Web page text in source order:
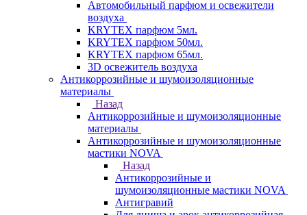
Автомобильный парфюм и освежители
воздуха
KRYTEX парфюм 5мл.
KRYTEX парфюм 50мл.
KRYTEX парфюм 65мл.
3D освежитель воздуха
Антикоррозийные и шумоизоляционные
материалы
Назад
Антикоррозийные и шумоизоляционные
материалы
Антикоррозийные и шумоизоляционные
мастики NOVA
Назад
Антикоррозийные и
шумоизоляционные мастики NOVA
Антигравий